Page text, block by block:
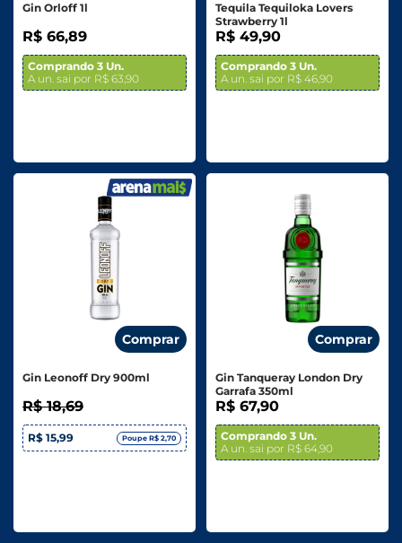
Gin Orloff 1l
R$ 66,89
Comprando 3 Un.
A un. sai por R$ 63,90
Tequila Tequiloka Lovers
Strawberry 1l
R$ 49,90
Comprando 3 Un.
A un. sai por R$ 46,90
Comprar
Gin Leonoff Dry 900ml
R$ 18,69
R$ 15,99 Poupe R$ 2,70
Comprar
Gin Tanqueray London Dry
Garrafa 350ml
R$ 67,90
Comprando 3 Un.
A un. sai por R$ 64,90